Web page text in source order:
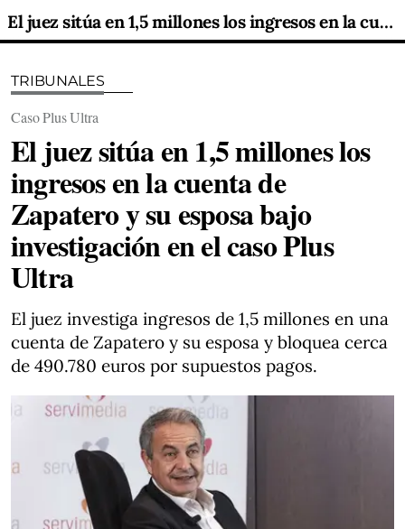
El juez sitúa en 1,5 millones los ingresos en la cuenta de Zapatero y su esposa bajo investigación en el caso Plus Ultra
TRIBUNALES
Caso Plus Ultra
El juez sitúa en 1,5 millones los
ingresos en la cuenta de
Zapatero y su esposa bajo
investigación en el caso Plus
Ultra
El juez investiga ingresos de 1,5 millones en una
cuenta de Zapatero y su esposa y bloquea cerca
de 490.780 euros por supuestos pagos.